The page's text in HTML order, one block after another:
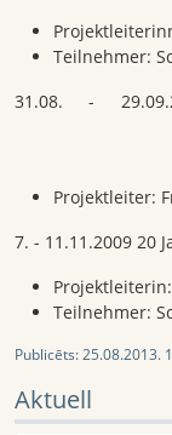
Teilnehmer:
31.08. -
Projektleiter:
7. - 11.11.2009 20
Teilnehmer:
Publicēts:25.08.2013.
Aktuell